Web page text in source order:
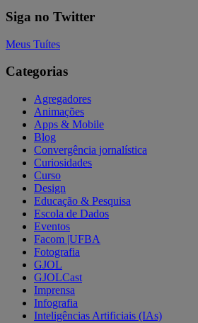
Siga no Twitter
Meus Tuítes
Categorias
Agregadores
Animações
Apps & Mobile
Blog
Convergência jornalística
Curiosidades
Curso
Design
Educação & Pesquisa
Escola de Dados
Eventos
Facom |UFBA
Fotografia
GJOL
GJOLCast
Imprensa
Infografia
Inteligências Artificiais (IAs)